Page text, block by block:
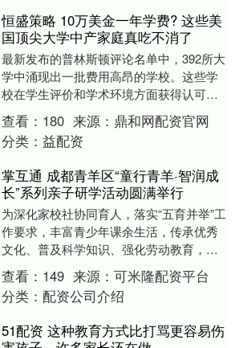
恒盛策略 10万美金一年学费? 这些美
国顶尖大学中产家庭真吃不消了
最新发布的普林斯顿评论名单中，392所大
学中涌现出一批费用高昂的学校。这些学
校在学生评价和学术环境方面获得认可，
吸引了众多申请者。这些院校跨越了此前
常见的门槛，....
查看： 180 来源： 鼎和网配资官网
分类： 益配资
掌互通 成都青羊区“童行青羊·智润成
长”系列亲子研学活动圆满举行
为深化家校社协同育人，落实“五育并举”工
作要求，丰富青少年课余生活，传承优秀
文化、普及科学知识、强化劳动教育，近
期，成都市家长学校青羊区分校陆续开
展“童行青羊·....
查看： 149 来源： 可米隆配资平台
分类： 配资公司介绍
51配资 这种教育方式比打骂更容易伤